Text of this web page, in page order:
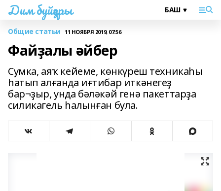
Дим буйҙары
Общие статьи 11 НОЯБРЯ 2019, 07:56
Файҙалы әйбер
Сумка, аяҡ кейеме, көнкүреш техникаһы
һатып алғанда иғтибар иткәнегеҙ
бар¬ҙыр, унда бәләкәй генә пакеттарҙа
силикагель һалынған була.